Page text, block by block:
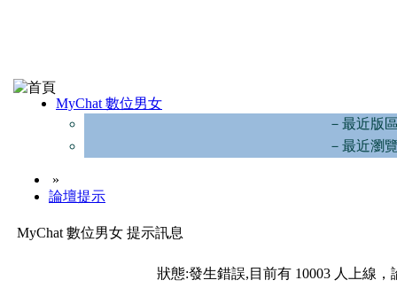
MyChat 數位男女
－最近版
－最近瀏
»
論壇提示
MyChat 數位男女 提示訊息
狀態:發生錯誤,目前有 10003 人上線